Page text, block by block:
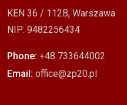
KEN 36 / 112B, Warszawa
NIP: 9482256434
Phone: +48 733644002
Email: office@zp20.pl